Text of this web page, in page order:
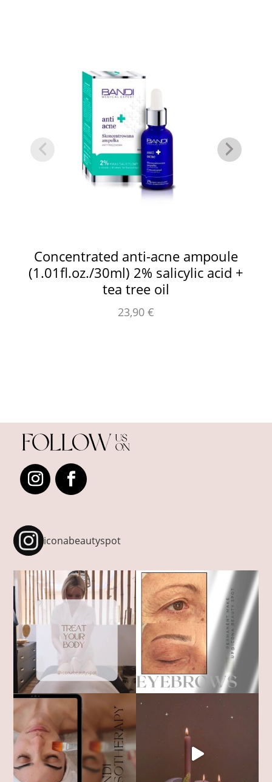
Concentrated anti-acne ampoule
(1.01fl.oz./30ml) 2% salicylic acid +
tea tree oil
23,90 €
iconabeautyspot